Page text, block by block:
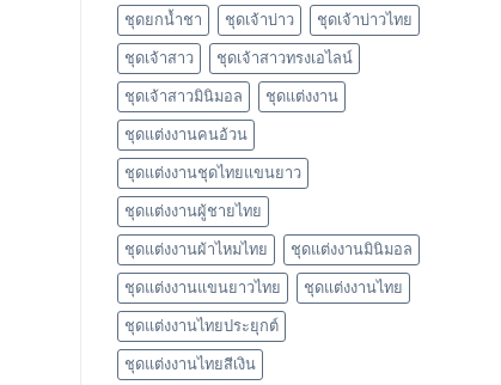
ชุดยกน้ำชา ชุดเจ้าบ่าว ชุดเจ้าบ่าวไทย
ชุดเจ้าสาว ชุดเจ้าสาวทรงเอไลน์
ชุดเจ้าสาวมินิมอล ชุดแต่งงาน
ชุดแต่งงานคนอ้วน
ชุดแต่งงานชุดไทยแขนยาว
ชุดแต่งงานผู้ชายไทย
ชุดแต่งงานผ้าไหมไทย ชุดแต่งงานมินิมอล
ชุดแต่งงานแขนยาวไทย ชุดแต่งงานไทย
ชุดแต่งงานไทยประยุกต์
ชุดแต่งงานไทยสีเงิน